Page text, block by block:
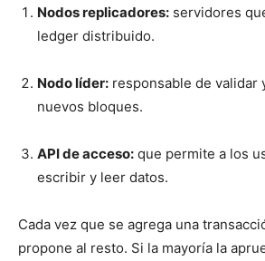
Nodos replicadores: servidores
ledger distribuido.
Nodo líder: responsable de validar
nuevos bloques.
API de acceso: que permite a los
escribir y leer datos.
Cada vez que se agrega una
propone al resto. Si la mayoría la